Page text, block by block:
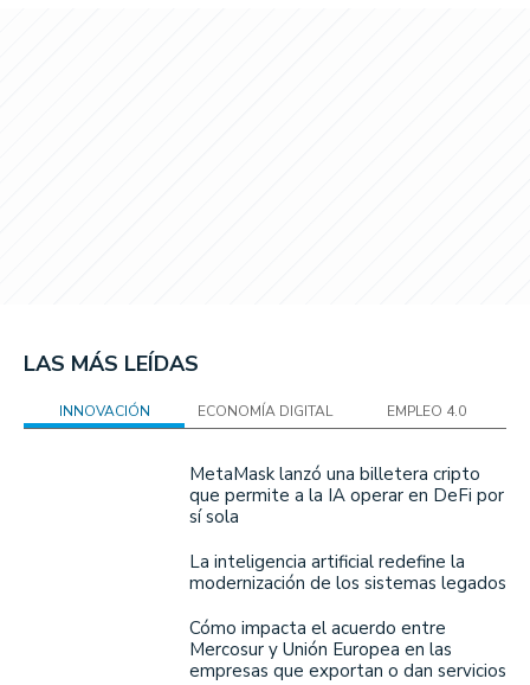
LAS MÁS LEÍDAS
INNOVACIÓN ECONOMÍA DIGITAL EMPLEO 4.0
MetaMask lanzó una billetera cripto
que permite a la IA operar en DeFi por
sí sola
La inteligencia artificial redefine la
modernización de los sistemas legados
Cómo impacta el acuerdo entre
Mercosur y Unión Europea en las
empresas que exportan o dan servicios